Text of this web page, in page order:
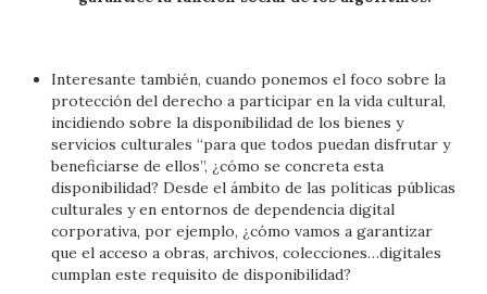
Interesante también, cuando ponemos el foco sobre la
protección del derecho a participar en la vida cultural,
incidiendo sobre la disponibilidad de los bienes y
servicios culturales “para que todos puedan disfrutar y
beneficiarse de ellos”, ¿cómo se concreta esta
disponibilidad? Desde el ámbito de las políticas públicas
culturales y en entornos de dependencia digital
corporativa, por ejemplo, ¿cómo vamos a garantizar
que el acceso a obras, archivos, colecciones…digitales
cumplan este requisito de disponibilidad?